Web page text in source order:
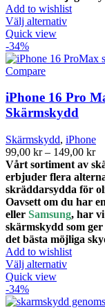
Add to wishlist
Välj alternativDen
har
De
olika
väljas
på
Quick view
-34%
Compare
iPhone 16 Pro
Skärmskydd
Skärmskydd, iPhone
99,00 kr – 149,00 kr
till
Vårt sortiment av
erbjuder flera
skräddarsydda för
Oavsett om du har en
eller Samsung, har vi
skärmskydd som
det bästa möjliga
Add to wishlist
Välj alternativDen
har
Quick view
-34%